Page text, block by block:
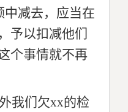
减去，应当在
予以扣减他们
个事情就不再
我们欠xx的检